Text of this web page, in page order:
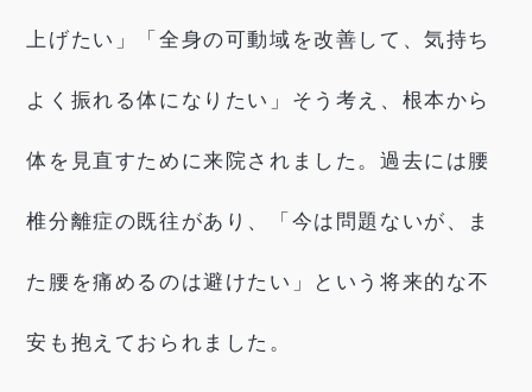
上げたい」「全身の可動域を改善して、気持ち
よく振れる体になりたい」そう考え、根本から
体を見直すために来院されました。過去には腰
椎分離症の既往があり、「今は問題ないが、ま
た腰を痛めるのは避けたい」という将来的な不
安も抱えておられました。